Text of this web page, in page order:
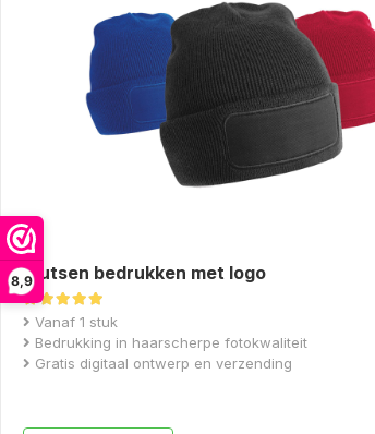
8,9Mutsen bedrukken met logo
Gewaardeerd
5.00
uit 5
Vanaf 1 stuk
Bedrukking in haarscherpe fotokwaliteit
Gratis digitaal ontwerp en verzending